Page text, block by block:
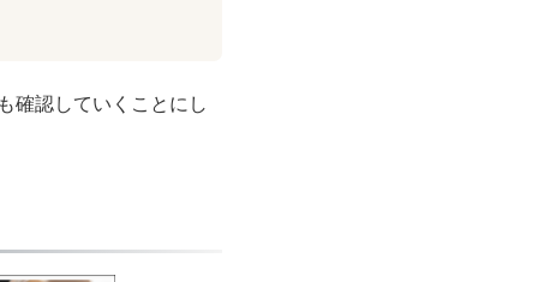
確認していくことにし